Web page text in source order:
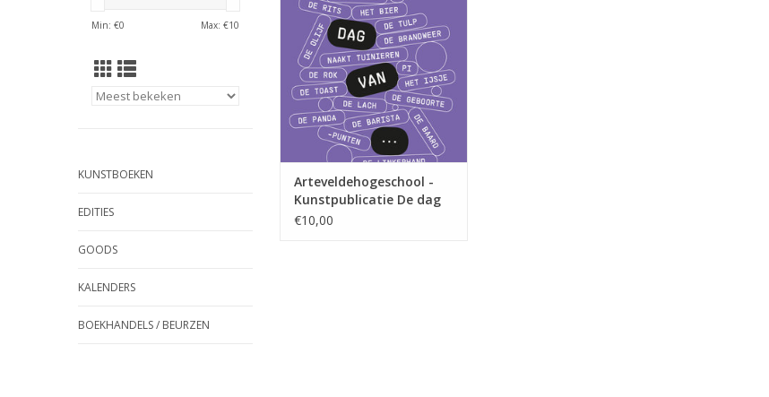
Min: €0 Max: €10
KUNSTBOEKEN
EDITIES
GOODS
KALENDERS
BOEKHANDELS / BEURZEN
TOEVOEGEN AAN WINKELWAGEN
Arteveldehogeschool -
Kunstpublicatie De dag
van...
€10,00